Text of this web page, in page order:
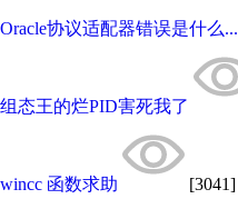
Oracle协议适配器错误是什么...
组态王的烂PID害死我了
wincc 函数求助 [3041]